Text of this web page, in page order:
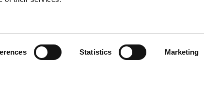
Statistics Marketing